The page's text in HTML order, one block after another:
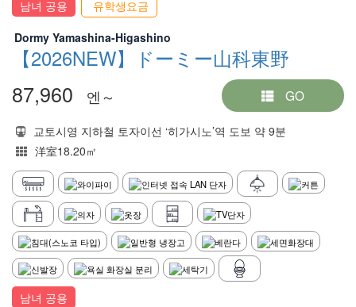
남녀 공용
유학생요금
Dormy Yamashina-Higashino
【2026NEW】ドーミー山科東野
87,960 엔～ GO
교토시영 지하철 토자이선 ‘히가시노’역 도보 약 9분
洋室18.20㎡
남녀 공용